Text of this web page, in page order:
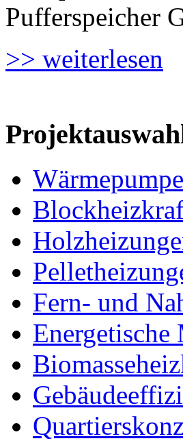
Pufferspeicher
>> weiterlesen
Fern- und